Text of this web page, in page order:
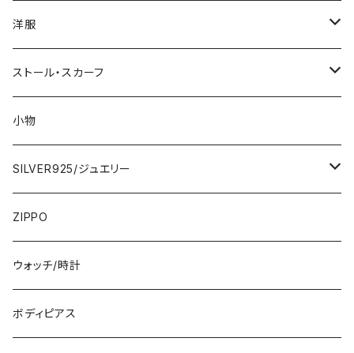
1000円
2000円
3000円
5000円
7000円
洋服
インポートワンピース
ロング・マキシ
ひざ・ミディ
トップス・カーディガン・アウター
カーディガン
イタリア製ジャケット
スカート・パンツ
ストール・スカーフ
大判ストール・ロングスカーフ
小さめスカーフ
コットンストール・スカーフ
冬物・マフラー
小物
SILVER925/ジュエリー
指輪・リング
ネックレス・ペンダントトップ
ピアス・イヤリング
ZIPPO
ウォッチ/時計
ボディピアス